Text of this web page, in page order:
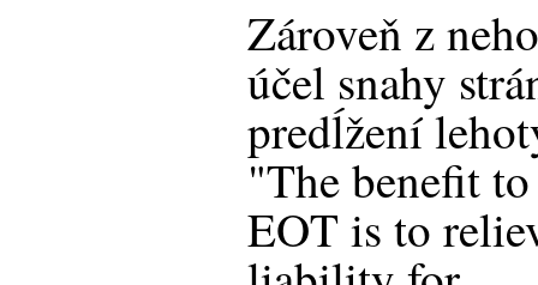
Zároveň z
účel snahy
predĺžení
"The benefit
EOT is to